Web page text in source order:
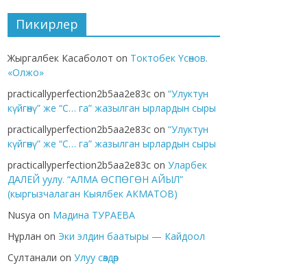
Пикирлер
Жыргалбек Касаболот on Токтобек Үсөнов.
«Олжо»
practicallyperfection2b5aa2e83c on “Улуктун
күйгөнү” же “С… га” жазылган ырлардын сыры
practicallyperfection2b5aa2e83c on “Улуктун
күйгөнү” же “С… га” жазылган ырлардын сыры
practicallyperfection2b5aa2e83c on Уларбек
ДАЛЕЙ уулу. “АЛМА ӨСПӨГӨН АЙЫЛ”
(кыргызчалаган Кыялбек АКМАТОВ)
Nusya on Мадина ТУРАЕВА
Нұрлан on Эки элдин баатыры — Кайдоол
Султанали on Улуу сөздөр